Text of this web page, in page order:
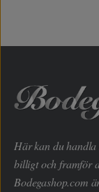
Här kan du
billigt och framför
Bodegashop.com